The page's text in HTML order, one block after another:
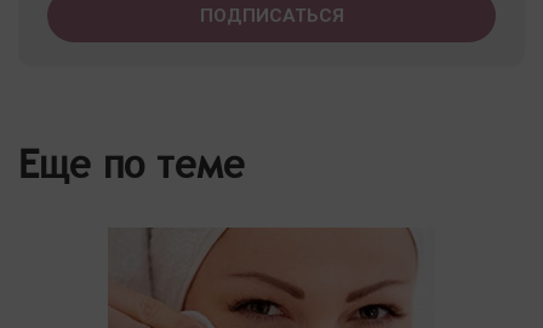
Еще по теме